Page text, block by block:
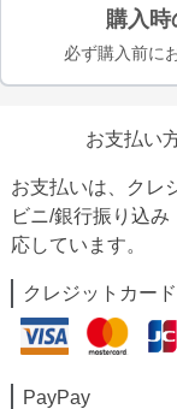
購入時
必ず購入前に
お支払い
お支払いは、クレ
ビニ/銀行振り込
応しています。
クレジットカード
PayPay